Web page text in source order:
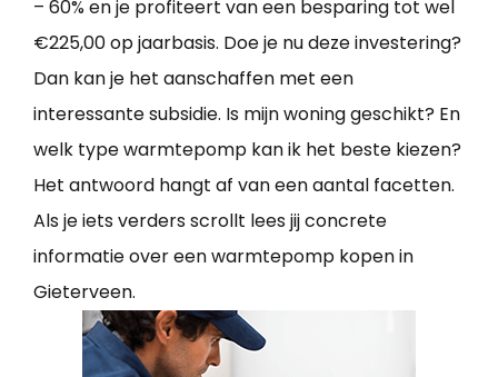
– 60% en je profiteert van een besparing tot wel
€225,00 op jaarbasis. Doe je nu deze investering?
Dan kan je het aanschaffen met een
interessante subsidie. Is mijn woning geschikt? En
welk type warmtepomp kan ik het beste kiezen?
Het antwoord hangt af van een aantal facetten.
Als je iets verders scrollt lees jij concrete
informatie over een warmtepomp kopen in
Gieterveen.